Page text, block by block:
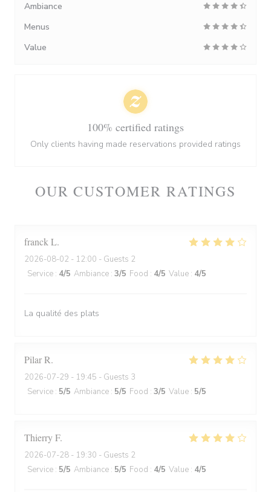
OUR CUSTOMER RATINGS
franck L
2026-08-02 - 12:00 - Guests 2
Service : 4/5 Ambiance : 3/5 Food : 4/5 Value : 4/5
La qualité des plats
PilarR
2026-07-29 - 19:45 - Guests 3
Service : 5/5 Ambiance : 5/5 Food : 3/5 Value : 5/5
ThierryF
2026-07-28 - 19:30 - Guests 2
Service : 5/5 Ambiance : 5/5 Food : 4/5 Value : 4/5
Ambiance
Menus
Value
100% certified ratings
Only clients having made reservations provided ratings